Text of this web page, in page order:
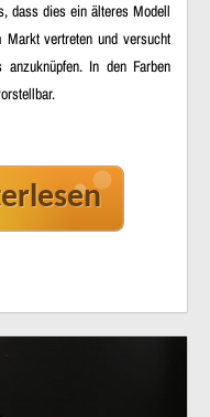
dass dies ein älteres Modell
vertreten und versucht
In den Farben